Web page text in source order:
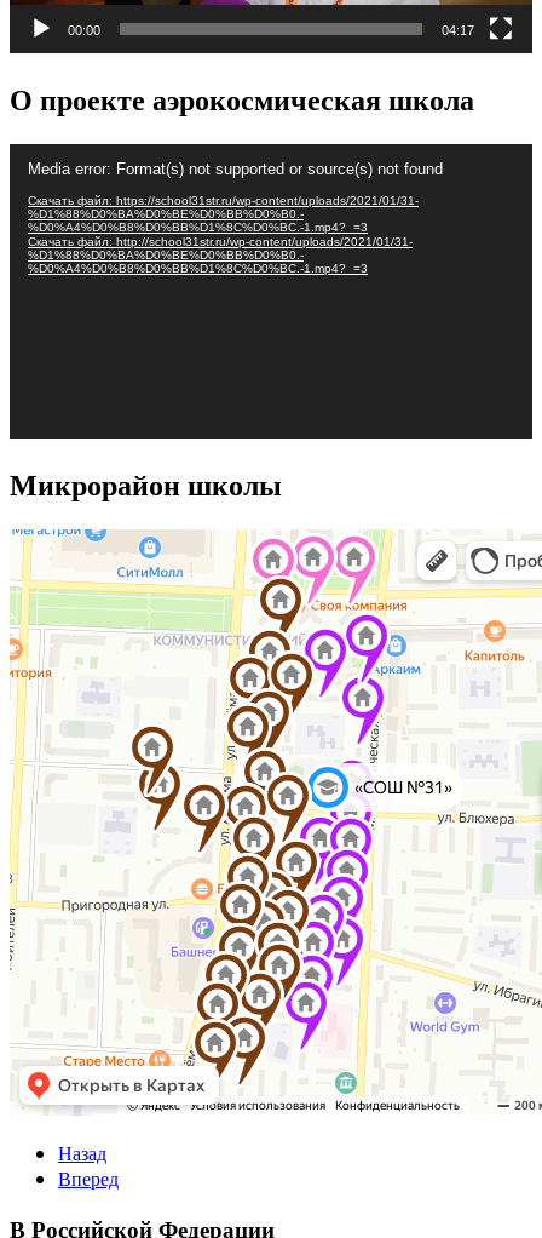
00:00 04:17
О проекте аэрокосмическая школа
Media error: Format(s) not supported or source(s) not found
Скачать файл: https://school31str.ru/wp-content/uploads/2021/01/31-
%D1%88%D0%BA%D0%BE%D0%BB%D0%B0.-
%D0%A4%D0%B8%D0%BB%D1%8C%D0%BC.-1.mp4?_=3
Скачать файл: http://school31str.ru/wp-content/uploads/2021/01/31-
%D1%88%D0%BA%D0%BE%D0%BB%D0%B0.-
%D0%A4%D0%B8%D0%BB%D1%8C%D0%BC.-1.mp4?_=3
Микрорайон школы
Назад
Вперед
В Российской Федерации